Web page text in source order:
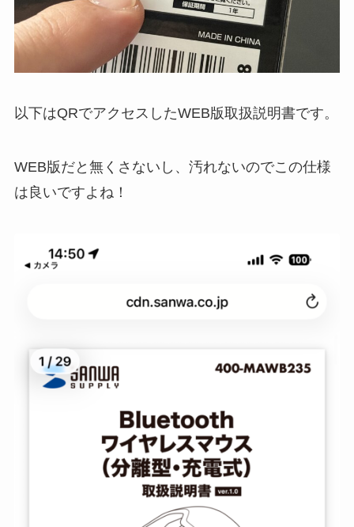
以下はQRでアクセスしたWEB版取扱説明書です。
WEB版だと無くさないし、汚れないのでこの仕様
は良いですよね！